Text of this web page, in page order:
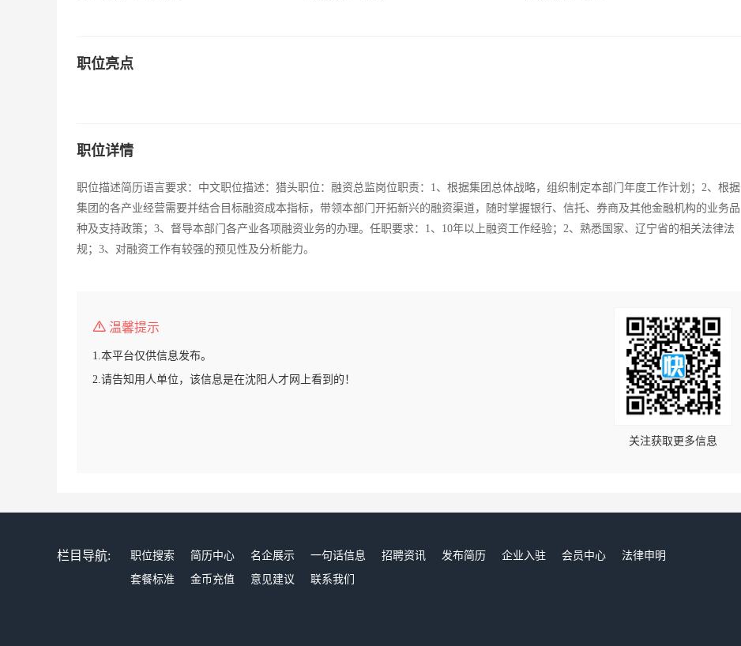
职位亮点
职位详情
职位描述简历语言要求：中文职位描述：猎头职位：融资总监岗位职责：1、根据集团总体战略，组织制定本部门年度工作计划；2、根据
集团的各产业经营需要并结合目标融资成本指标，带领本部门开拓新兴的融资渠道，随时掌握银行、信托、券商及其他金融机构的业务品
种及支持政策；3、督导本部门各产业各项融资业务的办理。任职要求：1、10年以上融资工作经验；2、熟悉国家、辽宁省的相关法律法
规；3、对融资工作有较强的预见性及分析能力。
温馨提示
1.本平台仅供信息发布。
2.请告知用人单位，该信息是在沈阳人才网上看到的！
关注获取更多信息
栏目导航: 职位搜索 简历中心 名企展示 一句话信息 招聘资讯 发布简历 企业入驻 会员中心
法律申明
套餐标准
金币充值 意见建议 联系我们